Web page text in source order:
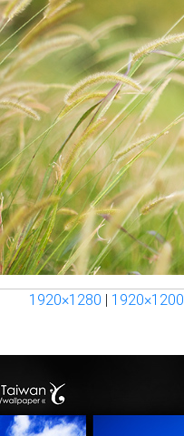
1920×1280 | 1920×1200